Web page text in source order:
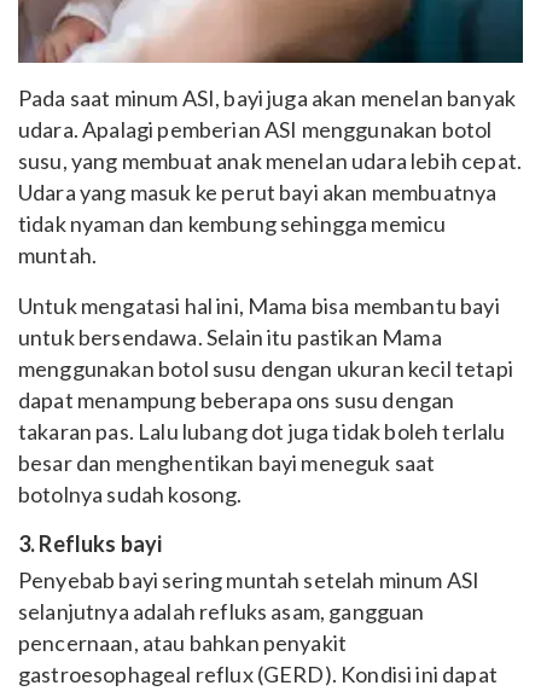
Pada saat minum ASI, bayi juga akan menelan banyak
udara. Apalagi pemberian ASI menggunakan botol
susu, yang membuat anak menelan udara lebih cepat.
Udara yang masuk ke perut bayi akan membuatnya
tidak nyaman dan kembung sehingga memicu
muntah.
Untuk mengatasi hal ini, Mama bisa membantu bayi
untuk bersendawa. Selain itu pastikan Mama
menggunakan botol susu dengan ukuran kecil tetapi
dapat menampung beberapa ons susu dengan
takaran pas. Lalu lubang dot juga tidak boleh terlalu
besar dan menghentikan bayi meneguk saat
botolnya sudah kosong.
3. Refluks bayi
Penyebab bayi sering muntah setelah minum ASI
selanjutnya adalah refluks asam, gangguan
pencernaan, atau bahkan penyakit
gastroesophageal reflux (GERD). Kondisi ini dapat